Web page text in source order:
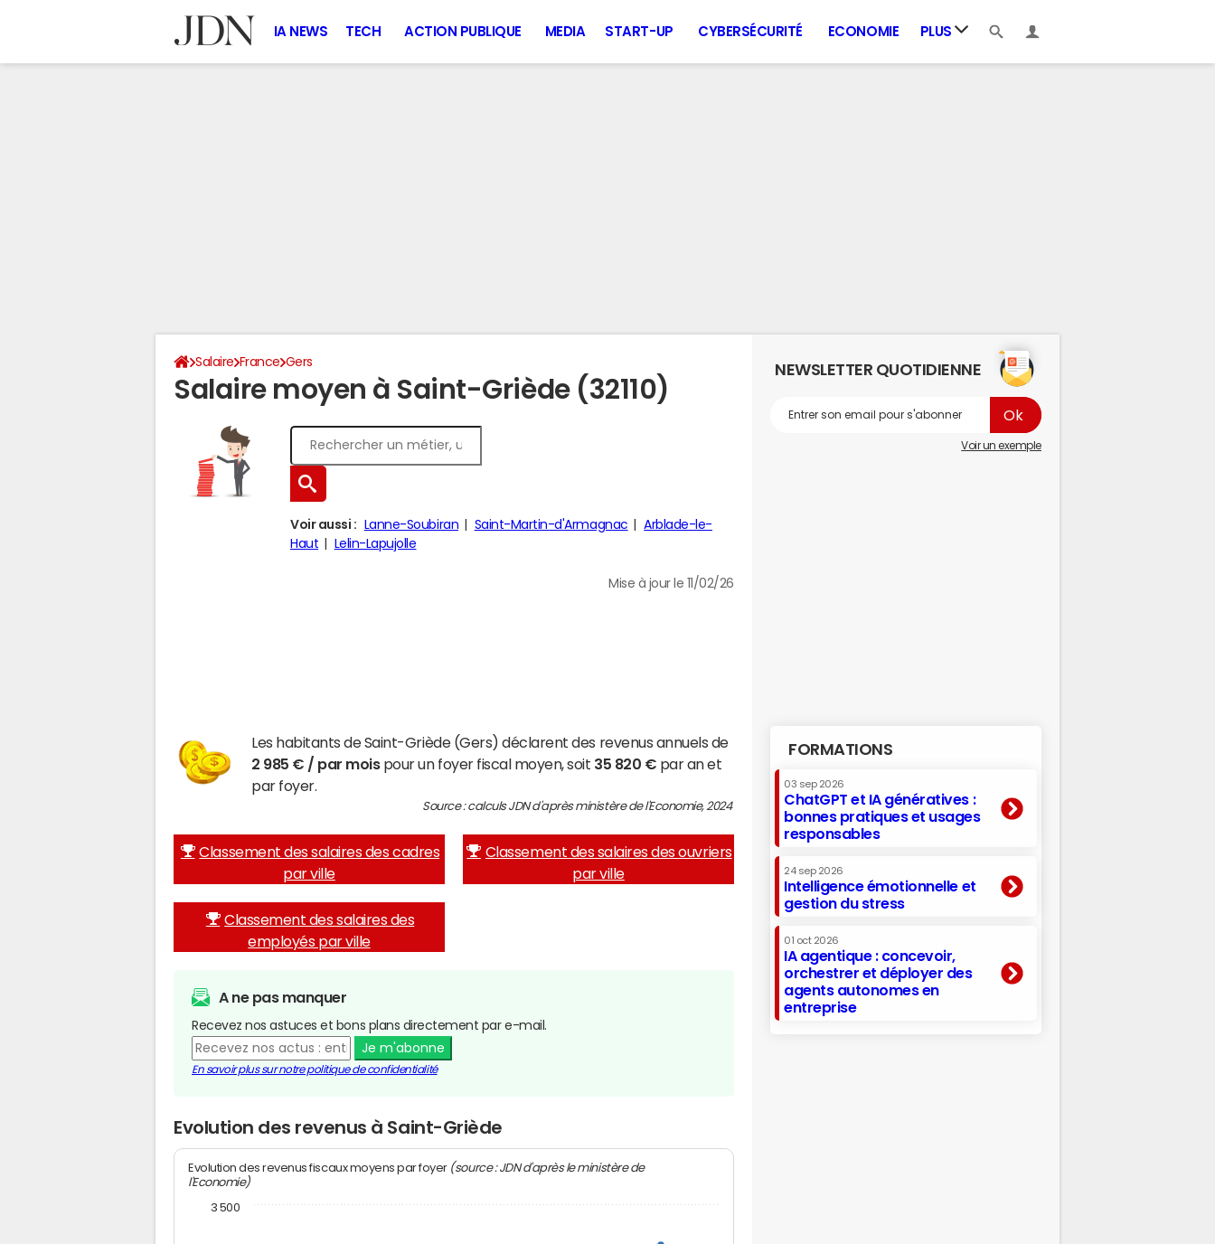
IA NEWS TECH ACTION PUBLIQUE MEDIA START-UP CYBERSÉCURITÉ ECONOMIE PLUS
Salaire France Gers
Salaire moyen à Saint-Griède (32110)
Voir aussi : Lanne-Soubiran Saint-Martin-d'Armagnac
Arblade-le-
Haut
Lelin-Lapujolle
Mise à jour le 11/02/26
Les habitants de Saint-Griède (Gers) déclarent des revenus annuels de
2 985 € / par moispour un foyer fiscal moyen, soit 35 820 € par an et
par foyer.
Source : calculs JDN d'après ministère de l'Economie, 2024
Classement des salaires des cadres
par ville
Classement des salaires des ouvriers
par ville
Classement des salaires des
employés par ville
A ne pas manquer
Recevez nos astuces et bons plans directement par e-mail.
Je m'abonne
En savoir plus sur notre politique de confidentialité
Evolution des revenus à Saint-Griède
Evolution des revenus fiscaux moyens par foyer (source : JDN d'après le ministère de
l'Economie)
3 500
NEWSLETTER QUOTIDIENNE
Voir un exemple
FORMATIONS
03 sep 2026
ChatGPT et IA génératives :
bonnes pratiques et usages
responsables
24 sep 2026
Intelligence émotionnelle et
gestion du stress
01 oct 2026
IA agentique : concevoir,
orchestrer et déployer des
agents autonomes en
entreprise